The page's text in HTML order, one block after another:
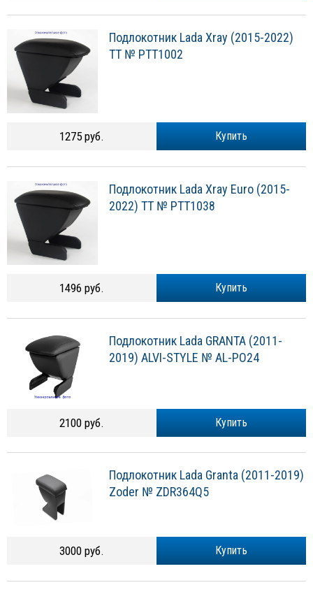
Подлокотник Lada Xray (2015-2022)
TT № PTT1002
Купить
1275 руб.
Подлокотник Lada Xray Euro (2015-
2022) TT № PTT1038
Купить
1496 руб.
Подлокотник Lada GRANTA (2011-
2019) ALVI-STYLE № AL-PO24
Купить
2100 руб.
Подлокотник Lada Granta (2011-2019)
Zoder № ZDR364Q5
Купить
3000 руб.